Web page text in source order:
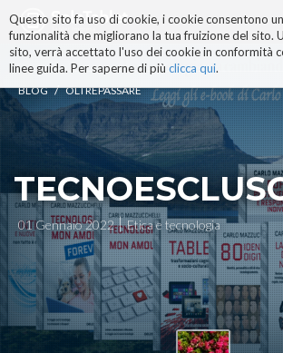
Questo sito fa uso di cookie, i cookie consentono
funzionalità che migliorano la tua fruizione del sito.
sito, verrà accettato l'uso dei cookie in conformità
linee guida. Per saperne di più clicca qui.
ai
contenuti.
|
alla
navigazione
BLOG / OLTREPASSARE
01 Gennaio 2022 Etica e tecnologia